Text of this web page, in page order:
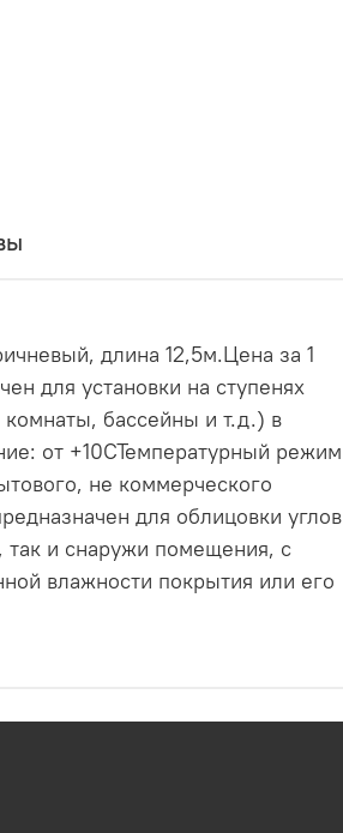
длина 12,5м.Цена за 1
для установки на ступенях
бассейны и т.д.) в
от +10СТемпературный режим
не коммерческого
для облицовки углов
так и снаружи помещения, с
влажности покрытия или его